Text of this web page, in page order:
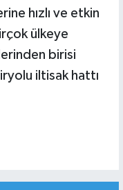
hızlı ve etkin
ülkeye
birisi
iltisak hattı